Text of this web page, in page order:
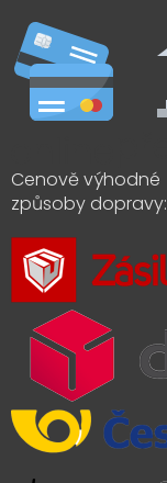
Cenově výhodné
způsoby dopravy: